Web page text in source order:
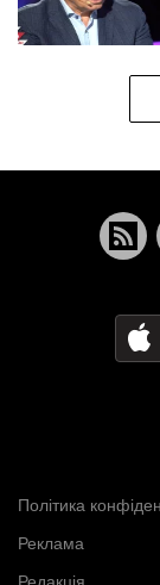
Політика
Реклама
Редакція